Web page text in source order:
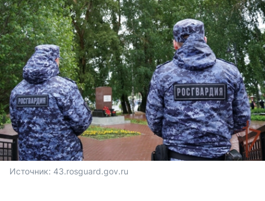
Источник: 43.rosguard.gov.ru